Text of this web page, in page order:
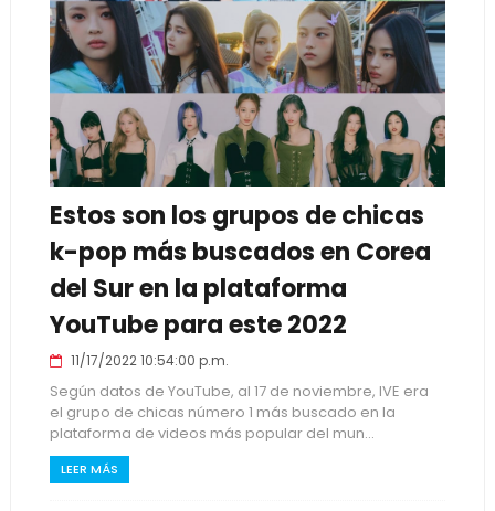
Estos son los grupos de chicas
k-pop más buscados en Corea
del Sur en la plataforma
YouTube para este 2022
11/17/2022 10:54:00 p.m.
Según datos de YouTube, al 17 de noviembre, IVE era
el grupo de chicas número 1 más buscado en la
plataforma de videos más popular del mun...
LEER MÁS